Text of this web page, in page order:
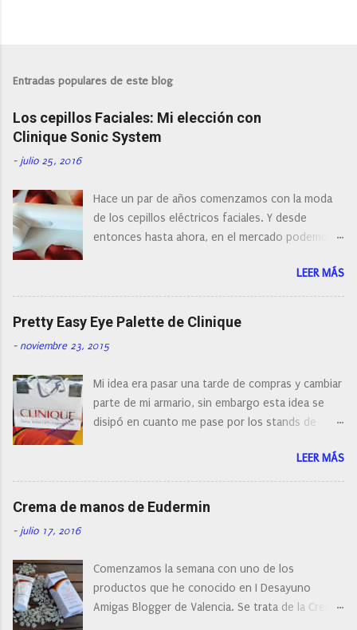
Entradas populares de este blog
Los cepillos Faciales: Mi elección con
Clinique Sonic System
- julio 25, 2016
Hace un par de años comenzamos con la moda
de los cepillos eléctricos faciales. Y desde
entonces hasta ahora, en el mercado podemos
con diferentes características, a pilas, a batería,
cepillos de rotación o de oscilación... y
naturalmente de todos los precios. Existe en la
actualidad tal variedad, que antes de hacer la
compra debemos de hacernos unas preguntas:
post os voy a dar mi opinión de porque elegí mi
cepillo facial de Clinique
LEER MÁS
Pretty Easy Eye Palette de Clinique
- noviembre 23, 2015
Mi idea era pasar una tarde de compras y cambiar
parte de mi armario, sin embargo esta idea se
disipó en cuanto me pase por los stands de
resistirse a esta paleta de colores de Clinique.
LEER MÁS
Crema de manos de Eudermin
- julio 17, 2016
Comenzamos la semana con uno de los
productos que he conocido en I Desayuno
Amigas Blogger de Valencia. Se trata de la Crema